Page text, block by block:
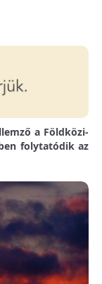
a Földközi-
folytatódik az